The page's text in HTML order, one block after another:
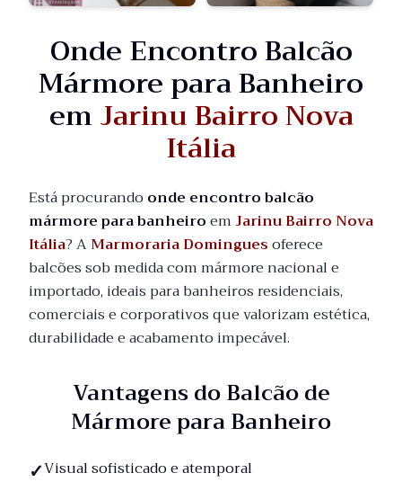
Onde Encontro Balcão
Mármore para Banheiro
emJarinu Bairro Nova
Itália
Está procurando onde encontro balcão
mármore para banheiroemJarinu Bairro Nova
Itália? AMarmoraria Dominguesoferece
balcões sob medida com mármore nacional e
importado, ideais para banheiros residenciais,
comerciais e corporativos que valorizam estética,
durabilidade e acabamento impecável.
Vantagens do Balcão de
Mármore para Banheiro
Visual sofisticado e atemporal